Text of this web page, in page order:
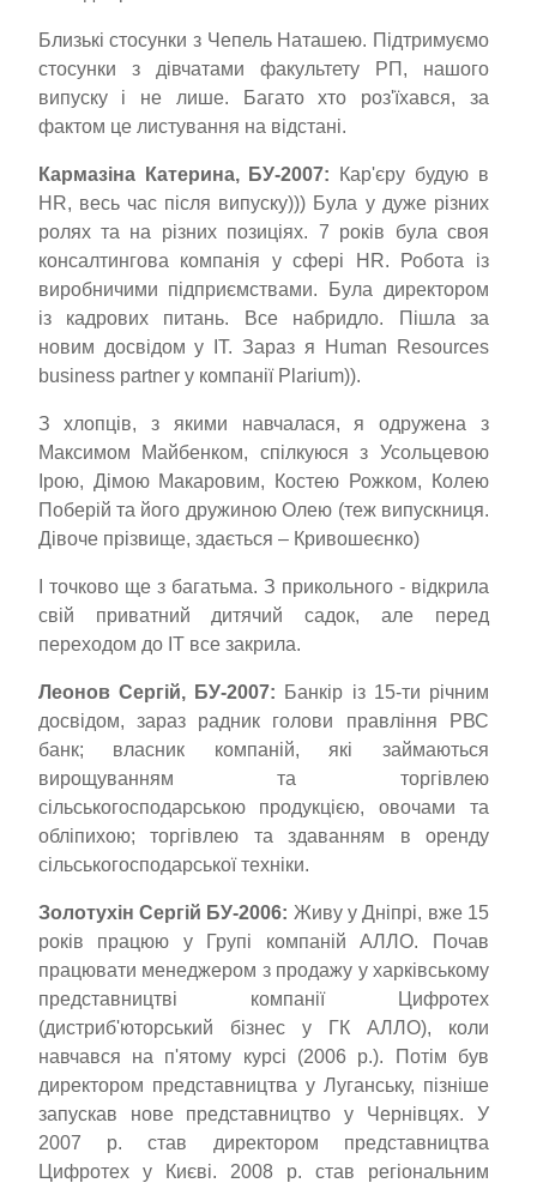
Близькі стосунки з Чепель Наташею. Підтримуємо
стосунки з дівчатами факультету РП, нашого
випуску і не лише. Багато хто роз'їхався, за
фактом це листування на відстані.
Кармазіна Катерина, БУ-2007: Кар'єру будую в
HR, весь час після випуску))) Була у дуже різних
ролях та на різних позиціях. 7 років була своя
консалтингова компанія у сфері HR. Робота із
виробничими підприємствами. Була директором
із кадрових питань. Все набридло. Пішла за
новим досвідом у ІТ. Зараз я Human Resources
business partner у компанії Plarium)).
З хлопців, з якими навчалася, я одружена з
Максимом Майбенком, спілкуюся з Усольцевою
Ірою, Дімою Макаровим, Костею Рожком, Колею
Поберій та його дружиною Олею (теж випускниця.
Дівоче прізвище, здається – Кривошеєнко)
І точково ще з багатьма. З прикольного - відкрила
свій приватний дитячий садок, але перед
переходом до ІТ все закрила.
Леонов Сергій, БУ-2007: Банкір із 15-ти річним
досвідом, зараз радник голови правління РВС
банк; власник компаній, які займаються
вирощуванням та торгівлею
сільськогосподарською продукцією, овочами та
обліпихою; торгівлею та здаванням в оренду
сільськогосподарської техніки.
Золотухін Сергій БУ-2006: Живу у Дніпрі, вже 15
років працюю у Групі компаній АЛЛО. Почав
працювати менеджером з продажу у харківському
представництві компанії Цифротех
(дистриб'юторський бізнес у ГК АЛЛО), коли
навчався на п'ятому курсі (2006 р.). Потім був
директором представництва у Луганську, пізніше
запускав нове представництво у Чернівцях. У
2007 р. став директором представництва
Цифротех у Києві. 2008 р. став регіональним